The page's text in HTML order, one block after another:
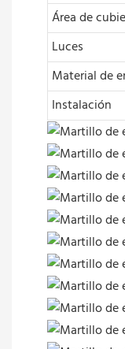
Área de
Luces
Material de
Instalación